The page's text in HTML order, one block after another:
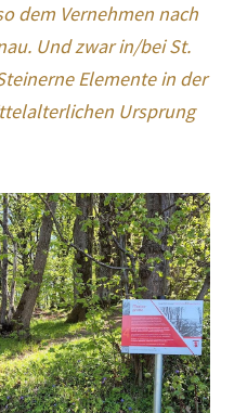
dem Vernehmen nach
Und zwar in/bei St.
Elemente in der
Ursprung